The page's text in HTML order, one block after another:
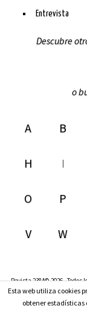
Esta web utiliza cookies
obtener estadísticas
Entrevista
Descubre
o
A B
H I
O P
V W
Revista 2384© 2026 - Todos